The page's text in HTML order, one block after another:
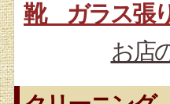
靴 ガラス張
お店